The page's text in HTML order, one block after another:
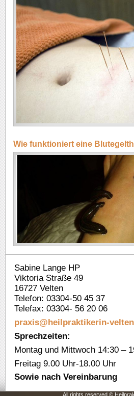
Wie funktioniert eine
Sabine Lange HP
Viktoria Straße 49
16727 Velten
Telefon: 03304-50 45 37
Telefax: 03304- 56 20 06
praxis@heilpraktikerin-
Sprechzeiten:
Montag und Mittwoch 14:30 –
Freitag 9.00 Uhr-18.00 Uhr
Sowie nach Vereinbarung
All rights reserved ©